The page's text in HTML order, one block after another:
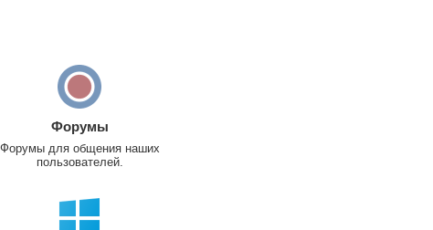
Форумы
Форумы для общения наших
пользователей.